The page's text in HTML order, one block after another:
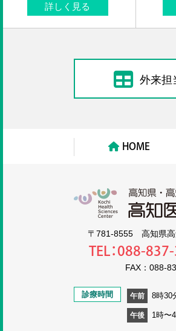
詳しく見る
外来担
HOME
〒781-8555 高知県高
TEL：088-
FAX：088-
診療時間 午前 8時30
午後 1時〜